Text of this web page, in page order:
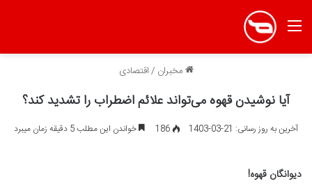
منو
مخبران /اقتصادی
آیا نوشیدن قهوه می‌تواند علائم اضطراب را تشدید کند؟
آخرین به روز رسانی: 21-03-1403 186 خواندن این مطلب 5 دقیقه زمان میبرد
دیوانگان قهوه!